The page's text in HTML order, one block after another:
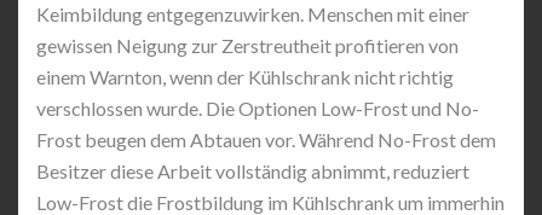
Keimbildung entgegenzuwirken. Menschen mit einer
gewissen Neigung zur Zerstreutheit profitieren von
einem Warnton, wenn der Kühlschrank nicht richtig
verschlossen wurde. Die Optionen Low-Frost und No-
Frost beugen dem Abtauen vor. Während No-Frost dem
Besitzer diese Arbeit vollständig abnimmt, reduziert
Low-Frost die Frostbildung im Kühlschrank um immerhin